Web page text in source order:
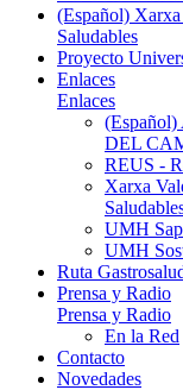
(Español)
Saludables
Proyecto
Enlaces
Enlaces
DEL
REUS -
Xarxa
UMH
UMH
Ruta
Prensa y Radio
Prensa y Radio
En la Red
Contacto
Novedades